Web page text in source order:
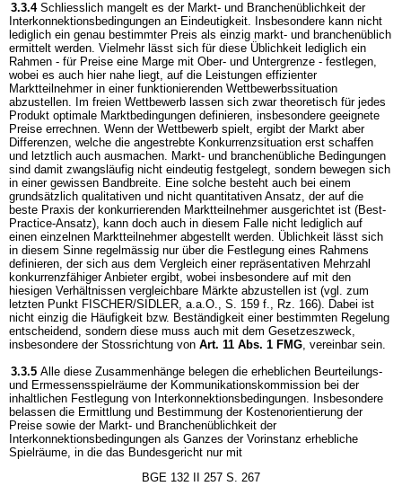
3.3.4 Schliesslich mangelt es der Markt- und Branchenüblichkeit der
Interkonnektionsbedingungen an Eindeutigkeit. Insbesondere kann nicht
lediglich ein genau bestimmter Preis als einzig markt- und branchenüblich
ermittelt werden. Vielmehr lässt sich für diese Üblichkeit lediglich ein
Rahmen - für Preise eine Marge mit Ober- und Untergrenze - festlegen,
wobei es auch hier nahe liegt, auf die Leistungen effizienter
Marktteilnehmer in einer funktionierenden Wettbewerbssituation
abzustellen. Im freien Wettbewerb lassen sich zwar theoretisch für jedes
Produkt optimale Marktbedingungen definieren, insbesondere geeignete
Preise errechnen. Wenn der Wettbewerb spielt, ergibt der Markt aber
Differenzen, welche die angestrebte Konkurrenzsituation erst schaffen
und letztlich auch ausmachen. Markt- und branchenübliche Bedingungen
sind damit zwangsläufig nicht eindeutig festgelegt, sondern bewegen sich
in einer gewissen Bandbreite. Eine solche besteht auch bei einem
grundsätzlich qualitativen und nicht quantitativen Ansatz, der auf die
beste Praxis der konkurrierenden Marktteilnehmer ausgerichtet ist (Best-
Practice-Ansatz), kann doch auch in diesem Falle nicht lediglich auf
einen einzelnen Marktteilnehmer abgestellt werden. Üblichkeit lässt sich
in diesem Sinne regelmässig nur über die Festlegung eines Rahmens
definieren, der sich aus dem Vergleich einer repräsentativen Mehrzahl
konkurrenzfähiger Anbieter ergibt, wobei insbesondere auf mit den
hiesigen Verhältnissen vergleichbare Märkte abzustellen ist (vgl. zum
letzten Punkt FISCHER/SIDLER, a.a.O., S. 159 f., Rz. 166). Dabei ist
nicht einzig die Häufigkeit bzw. Beständigkeit einer bestimmten Regelung
entscheidend, sondern diese muss auch mit dem Gesetzeszweck,
insbesondere der Stossrichtung von Art. 11 Abs. 1 FMG, vereinbar sein.
3.3.5 Alle diese Zusammenhänge belegen die erheblichen Beurteilungs-
und Ermessensspielräume der Kommunikationskommission bei der
inhaltlichen Festlegung von Interkonnektionsbedingungen. Insbesondere
belassen die Ermittlung und Bestimmung der Kostenorientierung der
Preise sowie der Markt- und Branchenüblichkeit der
Interkonnektionsbedingungen als Ganzes der Vorinstanz erhebliche
Spielräume, in die das Bundesgericht nur mit
BGE 132 II 257 S. 267